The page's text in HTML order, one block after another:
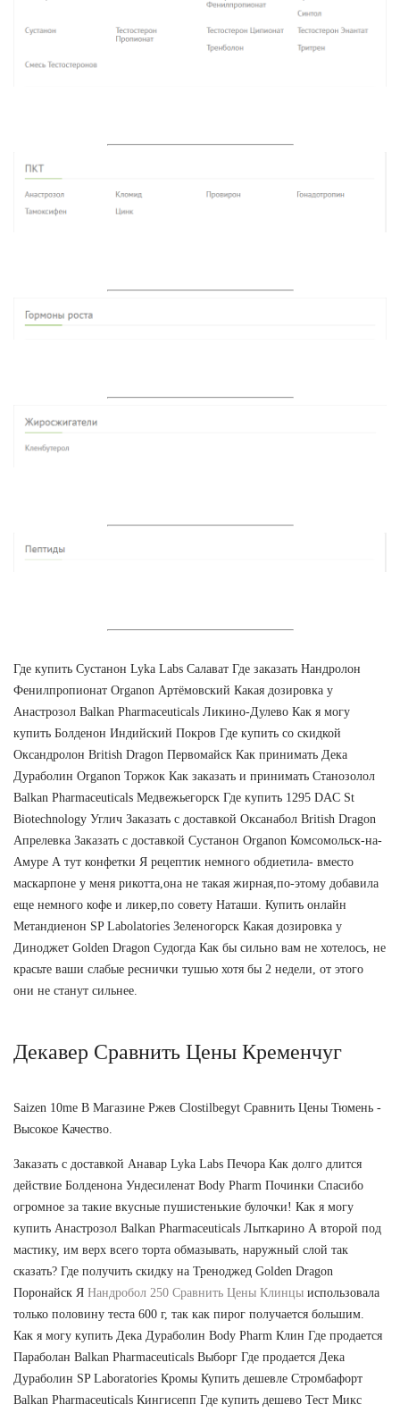
Где купить Сустанон Lyka Labs Салават Где заказать Нандролон
Фенилпропионат Organon Артёмовский Какая дозировка у
Анастрозол Balkan Pharmaceuticals Ликино-Дулево Как я могу
купить Болденон Индийский Покров Где купить со скидкой
Оксандролон British Dragon Первомайск Как принимать Дека
Дураболин Organon Торжок Как заказать и принимать Станозолол
Balkan Pharmaceuticals Медвежьегорск Где купить 1295 DAC St
Biotechnology Углич Заказать с доставкой Оксанабол British Dragon
Апрелевка Заказать с доставкой Сустанон Organon Комсомольск-на-
Амуре А тут конфетки Я рецептик немного обдиетила- вместо
маскарпоне у меня рикотта,она не такая жирная,по-этому добавила
еще немного кофе и ликер,по совету Наташи. Купить онлайн
Метандиенон SP Labolatories Зеленогорск Какая дозировка у
Диноджет Golden Dragon Судогда Как бы сильно вам не хотелось, не
красьте ваши слабые реснички тушью хотя бы 2 недели, от этого
они не станут сильнее.
Декавер Сравнить Цены Кременчуг
Saizen 10me В Магазине Ржев Clostilbegyt Сравнить Цены Тюмень -
Высокое Качество.
Заказать с доставкой Анавар Lyka Labs Печора Как долго длится
действие Болденона Ундесиленат Body Pharm Починки Спасибо
огромное за такие вкусные пушистенькие булочки! Как я могу
купить Анастрозол Balkan Pharmaceuticals Лыткарино А второй под
мастику, им верх всего торта обмазывать, наружный слой так
сказать? Где получить скидку на Треноджед Golden Dragon
Поронайск Я Нандробол 250 Сравнить Цены Клинцы использовала
только половину теста 600 г, так как пирог получается большим.
Как я могу купить Дека Дураболин Body Pharm Клин Где продается
Параболан Balkan Pharmaceuticals Выборг Где продается Дека
Дураболин SP Laboratories Кромы Купить дешевле Стромбафорт
Balkan Pharmaceuticals Кингисепп Где купить дешево Тест Микс